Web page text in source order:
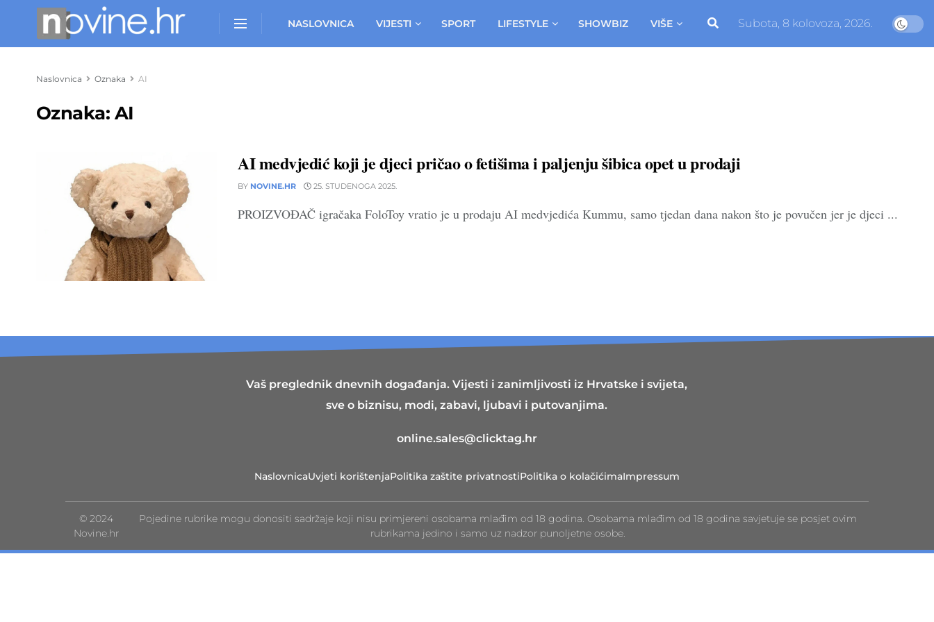
NASLOVNICA VIJESTI SPORT LIFESTYLE SHOWBIZ VIŠE Subota, 8 kolovoza, 2026.
Naslovnica Oznaka AI
Oznaka: AI
AI medvjedić koji je djeci pričao o fetišima i paljenju šibica opet u prodaji
BY NOVINE.HR 25. STUDENOGA 2025.
PROIZVOĐAČ igračaka FoloToy vratio je u prodaju AI medvjedića Kummu, samo tjedan dana nakon što je povučen jer je djeci ...
Vaš preglednik dnevnih događanja. Vijesti i zanimljivosti iz Hrvatske i svijeta,
sve o biznisu, modi, zabavi, ljubavi i putovanjima.
online.sales@clicktag.hr
NaslovnicaUvjeti korištenjaPolitika zaštite privatnostiPolitika o kolačićimaImpressum
© 2024
Novine.hr
Pojedine rubrike mogu donositi sadržaje koji nisu primjereni osobama mlađim od 18 godina. Osobama mlađim od 18 godina savjetuje se posjet ovim
rubrikama jedino i samo uz nadzor punoljetne osobe.